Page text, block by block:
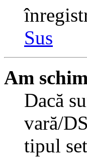
Sus
Am
Dacă
vară/
tipul